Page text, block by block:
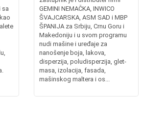
sa
GEMINI NEMAČKA, INWICO
ŠVAJCARSKA, ASM SAD i MBP
ŠPANIJA za Srbiju, Crnu Goru i
Makedoniju i u svom programu
nudi mašine i uređaje za
nanošenje boja, lakova,
disperzija, poludisperzija, glet-
masa, izolacija, fasada,
mašinskog maltera i os...